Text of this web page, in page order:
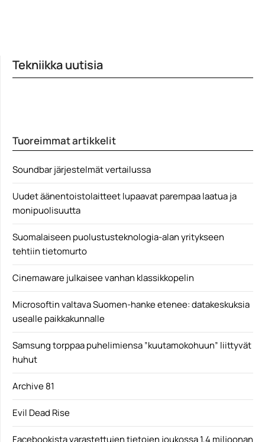
Tekniikka uutisia
Tuoreimmat artikkelit
Soundbar järjestelmät vertailussa
Uudet äänentoistolaitteet lupaavat parempaa laatua ja
monipuolisuutta
Suomalaiseen puolustusteknologia-alan yritykseen
tehtiin tietomurto
Cinemaware julkaisee vanhan klassikkopelin
Microsoftin valtava Suomen-hanke etenee: datakeskuksia
usealle paikkakunnalle
Samsung torppaa puhelimiensa ”kuutamokohuun” liittyvät
huhut
Archive 81
Evil Dead Rise
Facebookista varastettujen tietojen joukossa 1,4 miljoonan